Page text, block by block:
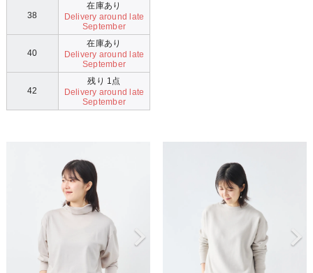
38
在庫あり
Delivery around late
September
40
在庫あり
Delivery around late
September
42
残り 1点
Delivery around late
September